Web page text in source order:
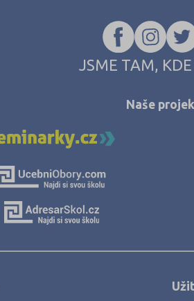
JSME TAM,
Naše